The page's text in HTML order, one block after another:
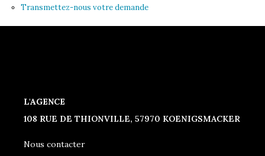
Transmettez-nous votre demande
L'AGENCE
108 RUE DE THIONVILLE, 57970 KOENIGSMACKER
Nous contacter